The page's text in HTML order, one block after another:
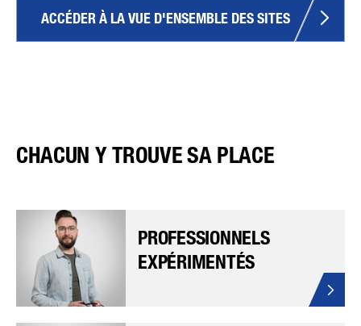
ACCÉDER À LA VUE D'ENSEMBLE DES SITES
CHACUN Y TROUVE SA PLACE
PROFESSIONNELS
EXPÉRIMENTÉS